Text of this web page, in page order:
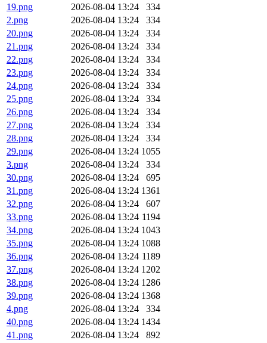
19.png
2026-08-04 13:24
334
2.png
2026-08-04 13:24
334
20.png
2026-08-04 13:24
334
21.png
2026-08-04 13:24
334
22.png
2026-08-04 13:24
334
23.png
2026-08-04 13:24
334
24.png
2026-08-04 13:24
334
25.png
2026-08-04 13:24
334
26.png
2026-08-04 13:24
334
27.png
2026-08-04 13:24
334
28.png
2026-08-04 13:24
334
29.png
2026-08-04 13:24 1055
3.png
2026-08-04 13:24
334
30.png
2026-08-04 13:24
695
31.png
2026-08-04 13:24 1361
32.png
2026-08-04 13:24
607
33.png
2026-08-04 13:24 1194
34.png
2026-08-04 13:24 1043
35.png
2026-08-04 13:24 1088
36.png
2026-08-04 13:24 1189
37.png
2026-08-04 13:24 1202
38.png
2026-08-04 13:24 1286
39.png
2026-08-04 13:24 1368
4.png
2026-08-04 13:24
334
40.png
2026-08-04 13:24 1434
41.png
2026-08-04 13:24
892